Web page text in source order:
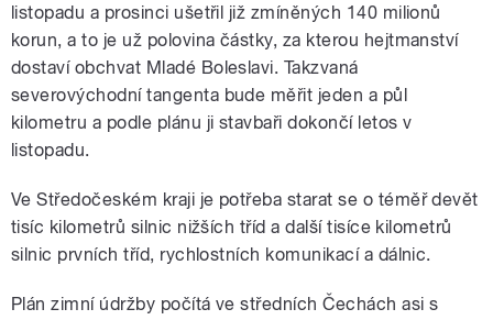
listopadu a prosinci ušetřil již zmíněných 140 milionů
korun, a to je už polovina částky, za kterou hejtmanství
dostaví obchvat Mladé Boleslavi. Takzvaná
severovýchodní tangenta bude měřit jeden a půl
kilometru a podle plánu ji stavbaři dokončí letos v
listopadu.
Ve Středočeském kraji je potřeba starat se o téměř devět
tisíc kilometrů silnic nižších tříd a další tisíce kilometrů
silnic prvních tříd, rychlostních komunikací a dálnic.
Plán zimní údržby počítá ve středních Čechách asi s